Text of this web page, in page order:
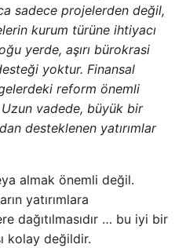
sadece projelerden değil,
kurum türüne ihtiyacı
yerde, aşırı bürokrasi
yoktur. Finansal
reform önemli
vadede, büyük bir
desteklenen yatırımlar
almak önemli değil.
yatırımlara
dağıtılmasıdır … bu iyi bir
kolay değildir.